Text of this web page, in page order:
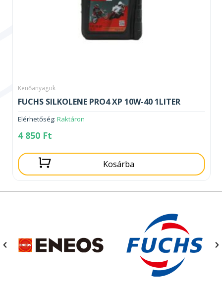
Kenőanyagok
FUCHS SILKOLENE PRO4 XP 10W-40 1LITER
Elérhetőség: Raktáron
4 850 Ft
Kosárba